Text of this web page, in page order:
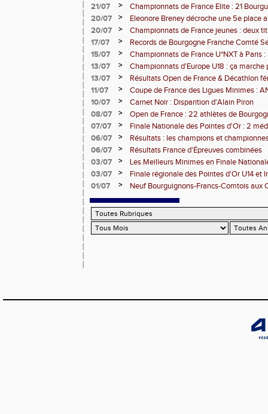
21/07
>
Championnats de France Elite : 21
l'assaut d'Albi
20/07 >
Eleonore Breney décroche une 5e place
d'Europe U18
20/07 >
Championnats de France jeunes : deux
de médailles pour la BFC
17/07 >
Records de Bourgogne Franche Comté
15/07
>
Championnats de France U*NXT à Paris
Comté en force
13/07 >
Championnats d'Europe U18 : ça marche
13/07
>
Résultats Open de France & Décathlon
Bourguignons-Francs-Comtois sur le
11/07 >
Coupe de France des Ligues Minimes :
10/07
>
Carnet Noir : Disparition d'Alain Piron
08/07
>
Open de France : 22 athlètes de
clubs) engagés
07/07 >
Finale Nationale des Pointes d'Or : 2
DUC
06/07 >
Résultats : les champions et
Dijon
06/07 >
Résultats France d'Épreuves combinées
03/07
>
Les Meilleurs Minimes en Finale
03/07
>
Finale régionale des Pointes d'Or U14 et
01/07
>
Neuf Bourguignons-Francs-Comtois aux